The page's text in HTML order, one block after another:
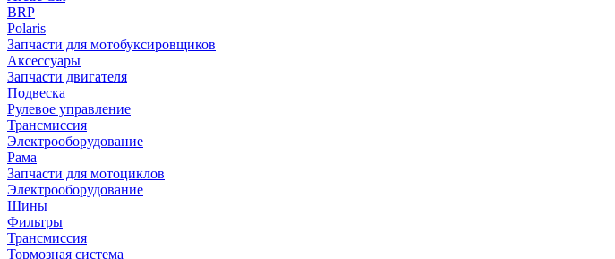
BRP
Polaris
Запчасти для мотобуксировщиков
Аксессуары
Запчасти двигателя
Подвеска
Рулевое управление
Трансмиссия
Электрооборудование
Рама
Запчасти для мотоциклов
Электрооборудование
Шины
Фильтры
Трансмиссия
Тормозная система